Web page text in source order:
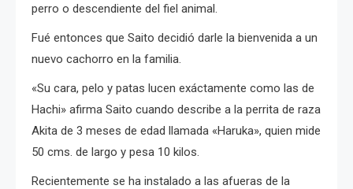
perro o descendiente del fiel animal.
Fué entonces que Saito decidió darle la bienvenida a un
nuevo cachorro en la familia.
«Su cara, pelo y patas lucen exáctamente como las de
Hachi» afirma Saito cuando describe a la perrita de raza
Akita de 3 meses de edad llamada «Haruka», quien mide
50 cms. de largo y pesa 10 kilos.
Recientemente se ha instalado a las afueras de la